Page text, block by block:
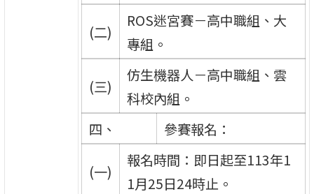
(二)
ROS迷宮賽－高中職組、大
專組。
(三)
仿生機器人－高中職組、雲
科校內組。
四、
參賽報名：
(一)
報名時間：即日起至113年1
1月25日24時止。